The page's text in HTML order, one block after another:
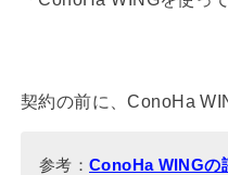
契約の前に、ConoHa
参考： ConoHa WINGの